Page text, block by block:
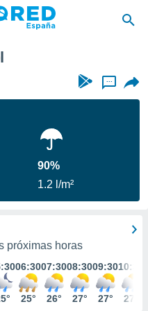
...
90%
1.2 l/m²
próximas horas
06:30
25°
07:30
26°
08:30
27°
09:30
27°
10:30
27°